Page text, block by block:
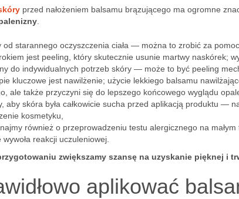
przed nałożeniem balsamu brązującego ma ogromne
od starannego oczyszczenia ciała — można to zrobić za
jest peeling, który skutecznie usunie martwy naskórek;
do indywidualnych potrzeb skóry — może to być peeling
kluczowe jest nawilżenie; użycie lekkiego balsamu
ale także przyczyni się do lepszego końcowego wyglądu
aby skóra była całkowicie sucha przed aplikacją produktu —
kosmetyku,
również o przeprowadzeniu testu alergicznego na
reakcji uczuleniowej.
zwiększamy szansę na uzyskanie pięknej i
aplikować